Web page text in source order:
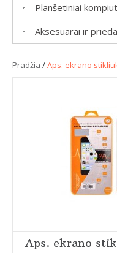
Planšetiniai
Aksesuarai ir
Pradžia /Aps. ekrano
Aps. ekrano